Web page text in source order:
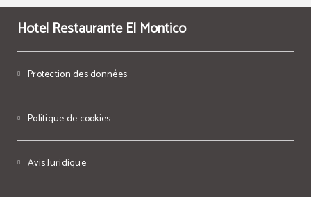
Hotel Restaurante El Montico
Protection des données
Politique de cookies
Avis Juridique